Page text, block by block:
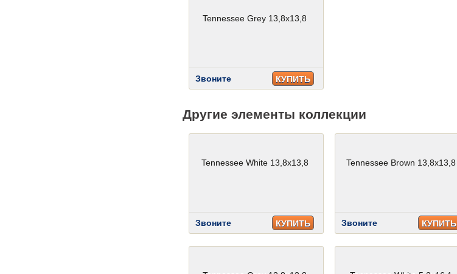
Tennessee Grey 13,8x13,8
Звоните КУПИТЬ
Другие элементы коллекции
Tennessee White 13,8x13,8
Звоните КУПИТЬ
Tennessee Brown 13,8x13,8
Звоните КУПИТЬ